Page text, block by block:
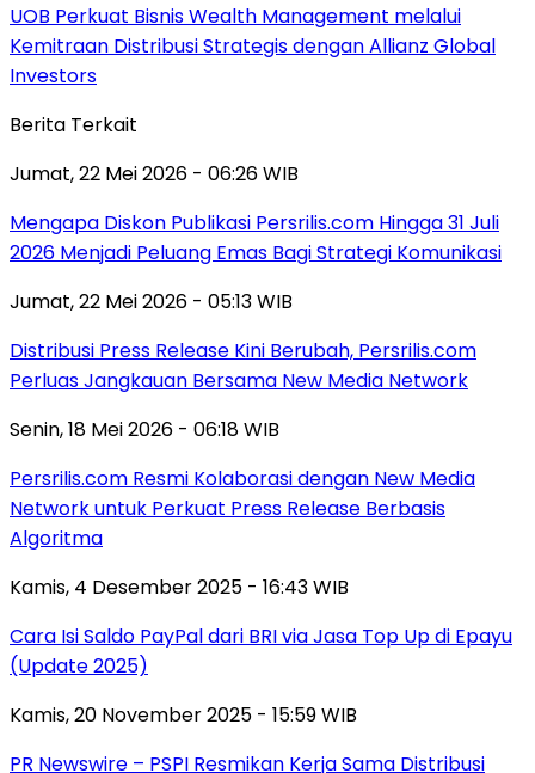
UOB Perkuat Bisnis Wealth Management melalui
Kemitraan Distribusi Strategis dengan Allianz Global
Investors
Berita Terkait
Jumat, 22 Mei 2026 - 06:26 WIB
Mengapa Diskon Publikasi Persrilis.com Hingga 31 Juli
2026 Menjadi Peluang Emas Bagi Strategi Komunikasi
Jumat, 22 Mei 2026 - 05:13 WIB
Distribusi Press Release Kini Berubah, Persrilis.com
Perluas Jangkauan Bersama New Media Network
Senin, 18 Mei 2026 - 06:18 WIB
Persrilis.com Resmi Kolaborasi dengan New Media
Network untuk Perkuat Press Release Berbasis
Algoritma
Kamis, 4 Desember 2025 - 16:43 WIB
Cara Isi Saldo PayPal dari BRI via Jasa Top Up di Epayu
(Update 2025)
Kamis, 20 November 2025 - 15:59 WIB
PR Newswire – PSPI Resmikan Kerja Sama Distribusi